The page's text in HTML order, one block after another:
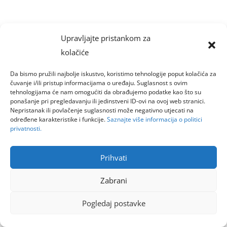
Upravljajte pristankom za
kolačiće
Da bismo pružili najbolje iskustvo, koristimo tehnologije poput kolačića za
čuvanje i/ili pristup informacijama o uređaju. Suglasnost s ovim
tehnologijama će nam omogućiti da obrađujemo podatke kao što su
ponašanje pri pregledavanju ili jedinstveni ID-ovi na ovoj web stranici.
Nepristanak ili povlačenje suglasnosti može negativno utjecati na
određene karakteristike i funkcije.Saznajte više informacija o politici
privatnosti.
Prihvati
Zabrani
Pogledaj postavke